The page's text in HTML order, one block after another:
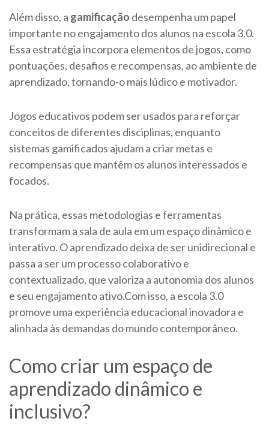
Além disso, a gamificação desempenha um papel
importante no engajamento dos alunos na escola 3.0.
Essa estratégia incorpora elementos de jogos, como
pontuações, desafios e recompensas, ao ambiente de
aprendizado, tornando-o mais lúdico e motivador.
Jogos educativos podem ser usados para reforçar
conceitos de diferentes disciplinas, enquanto
sistemas gamificados ajudam a criar metas e
recompensas que mantêm os alunos interessados e
focados.
Na prática, essas metodologias e ferramentas
transformam a sala de aula em um espaço dinâmico e
interativo. O aprendizado deixa de ser unidirecional e
passa a ser um processo colaborativo e
contextualizado, que valoriza a autonomia dos alunos
e seu engajamento ativo.Com isso, a escola 3.0
promove uma experiência educacional inovadora e
alinhada às demandas do mundo contemporâneo.
Como criar um espaço de
aprendizado dinâmico e
inclusivo?